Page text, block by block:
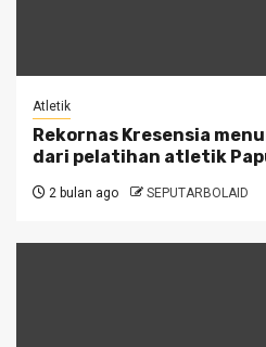
Atletik
Rekornas Kresensia
dari pelatihan atletik
2 bulan ago SEPUTARBOLAID